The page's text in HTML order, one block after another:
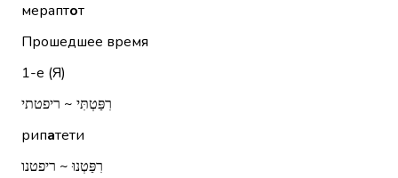
мераптот
Прошедшее время
1-е (Я)
רִפַּטְתִּי ~ ריפטתי
рипатети
רִפַּטְנוּ ~ ריפטנו